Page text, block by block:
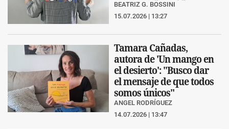
BEATRIZ G. BOSSINI
15.07.2026 | 13:27
Tamara Cañadas,
autora de 'Un mango en
el desierto': "Busco dar
el mensaje de que todos
somos únicos"
ANGEL RODRÍGUEZ
14.07.2026 | 13:47